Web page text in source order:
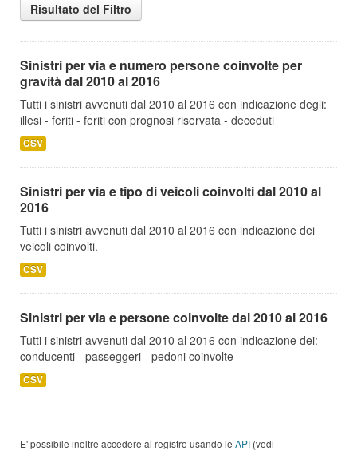
Risultato del Filtro
Sinistri per via e numero persone coinvolte per
gravità dal 2010 al 2016
Tutti i sinistri avvenuti dal 2010 al 2016 con indicazione degli:
illesi - feriti - feriti con prognosi riservata - deceduti
CSV
Sinistri per via e tipo di veicoli coinvolti dal 2010 al
2016
Tutti i sinistri avvenuti dal 2010 al 2016 con indicazione dei
veicoli coinvolti.
CSV
Sinistri per via e persone coinvolte dal 2010 al 2016
Tutti i sinistri avvenuti dal 2010 al 2016 con indicazione dei:
conducenti - passeggeri - pedoni coinvolte
CSV
E' possibile inoltre accedere al registro usando le API (vedi